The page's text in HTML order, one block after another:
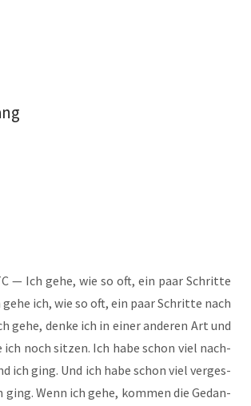
— Ich gehe, wie so oft, ein paar Schrit­te
ich, wie so oft, ein paar Schrit­te nach
gehe, den­ke ich in einer ande­ren Art und
ich noch sit­zen. Ich habe schon viel nach­
ich ging. Und ich habe schon viel ver­ges­
ging. Wenn ich gehe, kom­men die Gedan­